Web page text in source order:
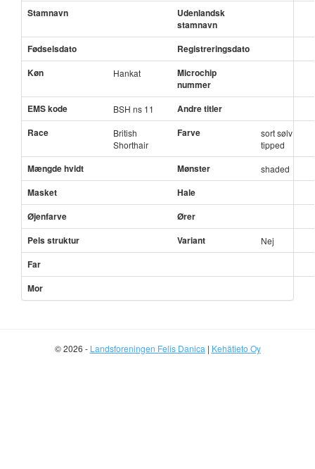
Stamnavn
Udenlandsk
stamnavn
Fødselsdato
Registreringsdato
Køn
Hankat
Microchip
nummer
EMS kode
BSH ns 11
Andre titler
Race
British
Shorthair
Farve
sort sølv
tipped
Mængde hvidt Mønster shaded
Masket
Hale
Øjenfarve
Ører
Pels struktur
Variant Nej
Far
Mor
© 2026 - Landsforeningen Felis Danica | Kehätieto Oy